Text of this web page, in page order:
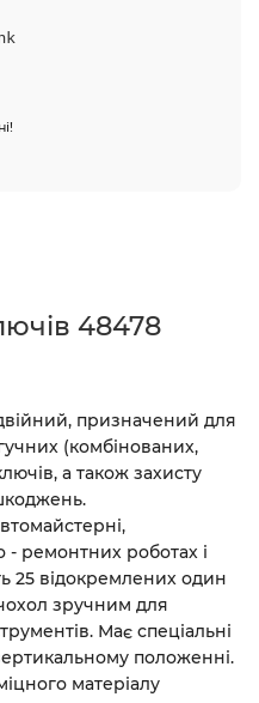
48478
призначений для
(комбінованих,
а також захисту
- ремонтних роботах і
25 відокремлених один
зручним для
Має спеціальні
положенні.
матеріалу